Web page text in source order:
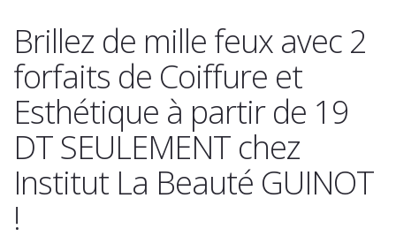
Brillez de mille feux avec 2
forfaits de Coiffure et
Esthétique à partir de 19
DT SEULEMENT chez
Institut La Beauté GUINOT
!